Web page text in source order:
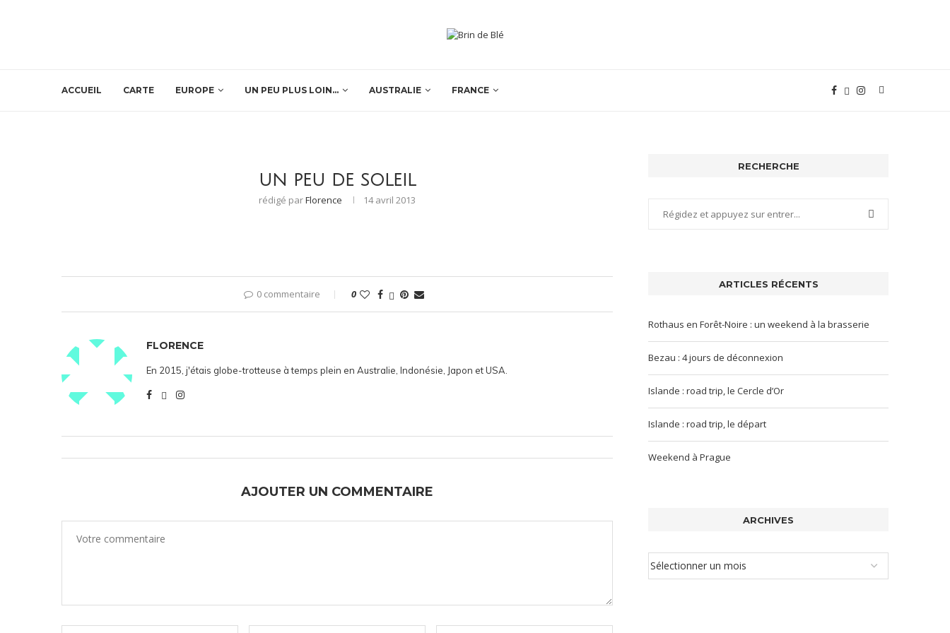
ACCUEIL CARTE EUROPE UN PEU PLUS LOIN… AUSTRALIE FRANCE
UN PEU DE SOLEIL
rédigé parFlorence 14 avril 2013
0 commentaire 0
FLORENCE
En 2015, j'étais globe-trotteuse à temps plein en Australie, Indonésie, Japon et USA.
AJOUTER UN COMMENTAIRE
RECHERCHE
ARTICLES RÉCENTS
Rothaus en Forêt-Noire : un weekend à la brasserie
Bezau : 4 jours de déconnexion
Islande : road trip, le Cercle d’Or
Islande : road trip, le départ
Weekend à Prague
ARCHIVES